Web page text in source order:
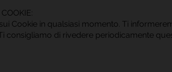
Cookie in qualsiasi momento. Ti
consigliamo di rivedere periodicamente